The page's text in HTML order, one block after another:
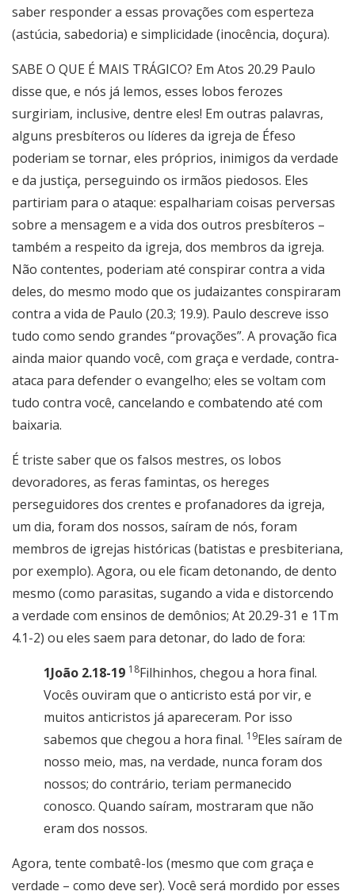
saber responder a essas provações com esperteza
(astúcia, sabedoria) e simplicidade (inocência, doçura).
SABE O QUE É MAIS TRÁGICO? Em Atos 20.29 Paulo
disse que, e nós já lemos, esses lobos ferozes
surgiriam, inclusive, dentre eles! Em outras palavras,
alguns presbíteros ou líderes da igreja de Éfeso
poderiam se tornar, eles próprios, inimigos da verdade
e da justiça, perseguindo os irmãos piedosos. Eles
partiriam para o ataque: espalhariam coisas perversas
sobre a mensagem e a vida dos outros presbíteros –
também a respeito da igreja, dos membros da igreja.
Não contentes, poderiam até conspirar contra a vida
deles, do mesmo modo que os judaizantes conspiraram
contra a vida de Paulo (20.3; 19.9). Paulo descreve isso
tudo como sendo grandes “provações”. A provação fica
ainda maior quando você, com graça e verdade, contra-
ataca para defender o evangelho; eles se voltam com
tudo contra você, cancelando e combatendo até com
baixaria.
É triste saber que os falsos mestres, os lobos
devoradores, as feras famintas, os hereges
perseguidores dos crentes e profanadores da igreja,
um dia, foram dos nossos, saíram de nós, foram
membros de igrejas históricas (batistas e presbiteriana,
por exemplo). Agora, ou ele ficam detonando, de dento
mesmo (como parasitas, sugando a vida e distorcendo
a verdade com ensinos de demônios; At 20.29-31 e 1Tm
4.1-2) ou eles saem para detonar, do lado de fora:
1João 2.18-19 18Filhinhos, chegou a hora final.
Vocês ouviram que o anticristo está por vir, e
muitos anticristos já apareceram. Por isso
sabemos que chegou a hora final. 19Eles saíram de
nosso meio, mas, na verdade, nunca foram dos
nossos; do contrário, teriam permanecido
conosco. Quando saíram, mostraram que não
eram dos nossos.
Agora, tente combatê-los (mesmo que com graça e
verdade – como deve ser). Você será mordido por esses